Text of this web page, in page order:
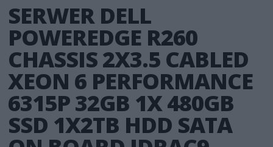
SERWER DELL
POWEREDGE R260
CHASSIS 2X3.5 CABLED
XEON 6 PERFORMANCE
6315P 32GB 1X 480GB
SSD 1X2TB HDD SATA